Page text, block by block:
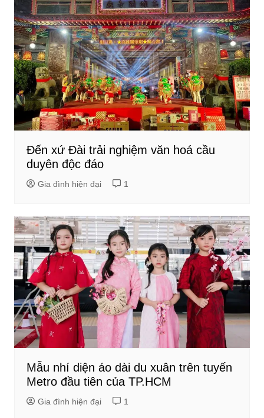
Đến xứ Đài trải nghiệm văn hoá cầu
duyên độc đáo
Gia đình hiện đại 1
Mẫu nhí diện áo dài du xuân trên tuyến
Metro đầu tiên của TP.HCM
Gia đình hiện đại 1